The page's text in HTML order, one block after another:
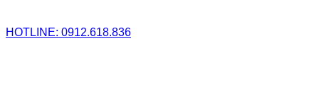
HOTLINE: 0912.618.836